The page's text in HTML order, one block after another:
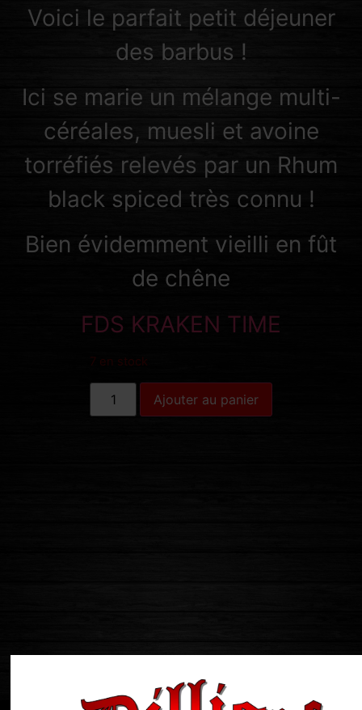
Voici le parfait petit déjeuner
des barbus !
Ici se marie un mélange multi-
céréales, muesli et avoine
torréfiés relevés par un Rhum
black spiced très connu !
Bien évidemment vieilli en fût
de chêne
FDS KRAKEN TIME
7 en stock
Ajouter au panier